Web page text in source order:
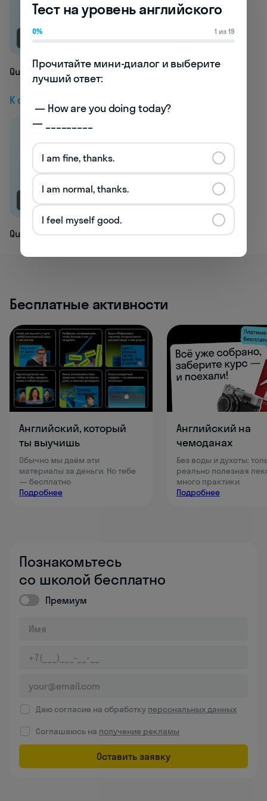
Quarrelling
К следующей статье
NEW
Quilted
Бесплатные активности
Английский, который
ты выучишь
Обычно мы даём эти
материалы за деньги. Но тебе
— бесплатно
Подробнее
Английский на
чемоданах
Без воды и духоты:
реально полезная
много практики
Подробнее
Познакомьтесь
со школой бесплатно
Премиум
Даю согласие на обработку персональных данных
Соглашаюсь на получение рекламы
Оставить заявку
Тест на уровень английского
0% 1 из 19
Прочитайте мини-диалог и выберите
лучший ответ:
— _________
I am fine, thanks.
I am normal, thanks.
I feel myself good.